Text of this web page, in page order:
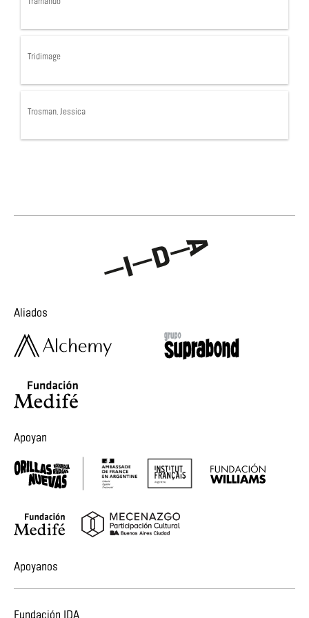
Tramando
Tridimage
Trosman, Jessica
Aliados
Apoyan
Apoyanos
Fundación IDA